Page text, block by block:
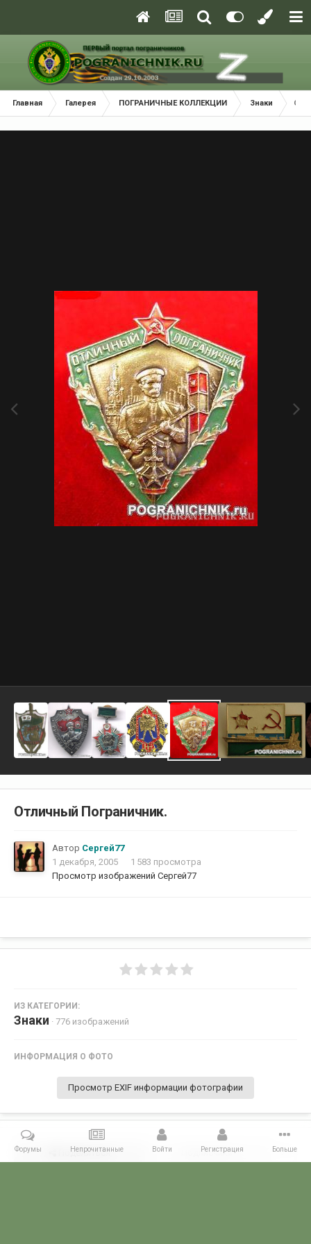
Главная Галерея ПОГРАНИЧНЫЕ КОЛЛЕКЦИИ Знаки
Отличный Пограничник.
Автор Сергей77
1 декабря, 2005
1 583 просмотра
Просмотр изображений Сергей77
ИЗ КАТЕГОРИИ:
Знаки · 776 изображений
ИНФОРМАЦИЯ О ФОТО
Просмотр EXIF информации фотографии
Поделиться Подписчики 0
Форумы Непрочитанные Войти Регистрация Больше